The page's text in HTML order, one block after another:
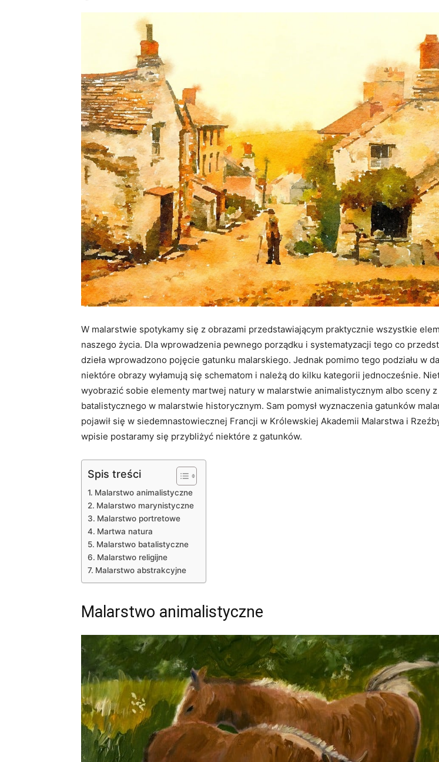
W malarstwie spotykamy się z obrazami przedstawiającym praktycznie wszystkie
naszego życia. Dla wprowadzenia pewnego porządku i systematyzacji tego co
dzieła wprowadzono pojęcie gatunku malarskiego. Jednak pomimo tego podziału w
niektóre obrazy wyłamują się schematom i należą do kilku kategorii jednocześnie.
wyobrazić sobie elementy martwej natury w malarstwie animalistycznym albo sceny
batalistycznego w malarstwie historycznym. Sam pomysł wyznaczenia gatunków
pojawił się w siedemnastowiecznej Francji w Królewskiej Akademii Malarstwa i
wpisie postaramy się przybliżyć niektóre z gatunków.
Spis treści
Malarstwo animalistyczne
Malarstwo marynistyczne
Malarstwo portretowe
Martwa natura
Malarstwo batalistyczne
Malarstwo religijne
Malarstwo abstrakcyjne
Malarstwo animalistyczne